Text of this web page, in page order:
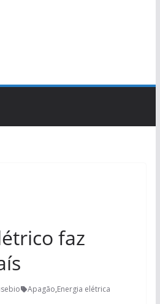
faz
Apagão,Energia elétrica